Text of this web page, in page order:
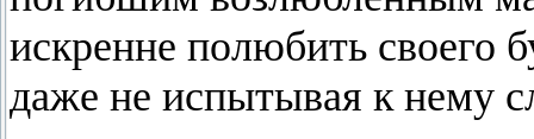
искренне полюбить своего
даже не испытывая к нему